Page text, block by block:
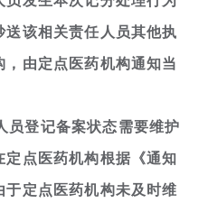
送该相关责任人员其他执
由定点医药机构通知当
员登记备案状态需要维护
点医药机构根据《通知
定点医药机构未及时维